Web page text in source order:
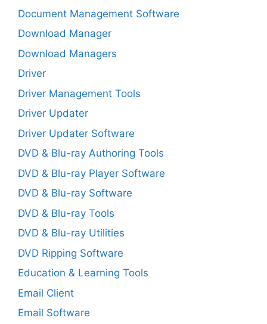
Document Management Software
Download Manager
Download Managers
Driver
Driver Management Tools
Driver Updater
Driver Updater Software
DVD & Blu-ray Authoring Tools
DVD & Blu-ray Player Software
DVD & Blu-ray Software
DVD & Blu-ray Tools
DVD & Blu-ray Utilities
DVD Ripping Software
Education & Learning Tools
Email Client
Email Software